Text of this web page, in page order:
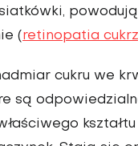
(retinopatia
cukru we
są